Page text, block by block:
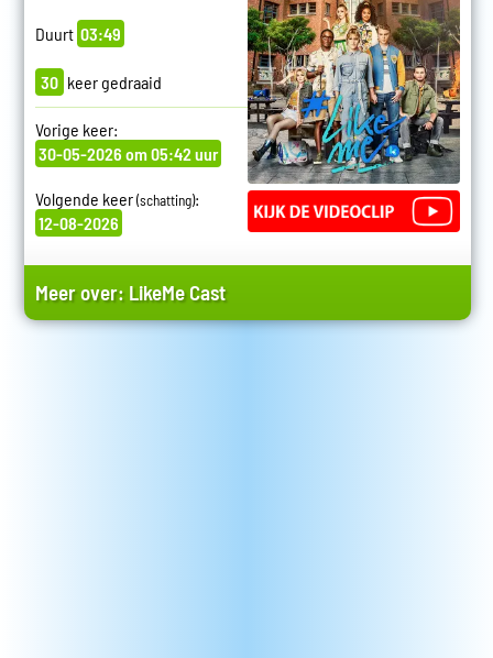
Duurt 03:49
30 keer gedraaid
Vorige keer:
30-05-2026 om 05:42 uur
Volgende keer(schatting):
12-08-2026
Meer over: LikeMe Cast